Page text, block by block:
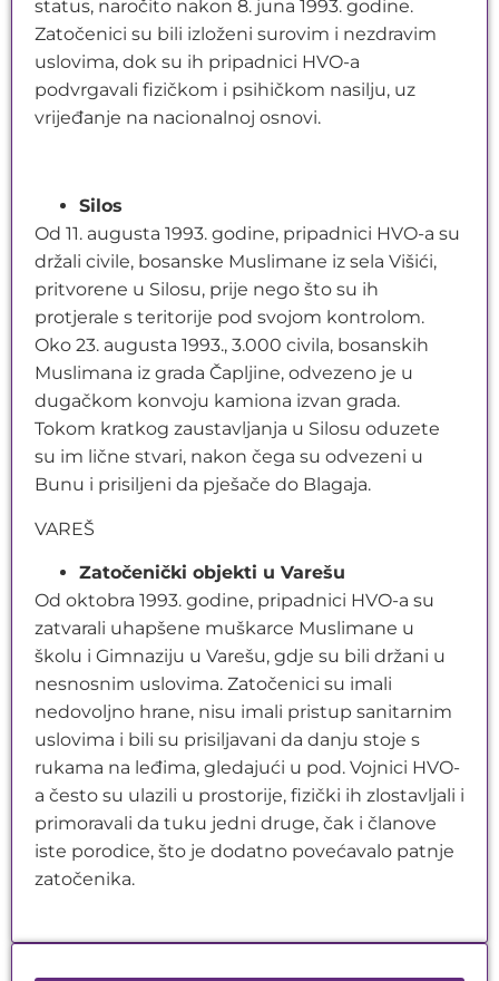
status, naročito nakon 8. juna 1993. godine.
Zatočenici su bili izloženi surovim i nezdravim
uslovima, dok su ih pripadnici HVO-a
podvrgavali fizičkom i psihičkom nasilju, uz
vrijeđanje na nacionalnoj osnovi.
Silos
Od 11. augusta 1993. godine, pripadnici HVO-a su
držali civile, bosanske Muslimane iz sela Višići,
pritvorene u Silosu, prije nego što su ih
protjerale s teritorije pod svojom kontrolom.
Oko 23. augusta 1993., 3.000 civila, bosanskih
Muslimana iz grada Čapljine, odvezeno je u
dugačkom konvoju kamiona izvan grada.
Tokom kratkog zaustavljanja u Silosu oduzete
su im lične stvari, nakon čega su odvezeni u
Bunu i prisiljeni da pješače do Blagaja.
VAREŠ
Zatočenički objekti u Varešu
Od oktobra 1993. godine, pripadnici HVO-a su
zatvarali uhapšene muškarce Muslimane u
školu i Gimnaziju u Varešu, gdje su bili držani u
nesnosnim uslovima. Zatočenici su imali
nedovoljno hrane, nisu imali pristup sanitarnim
uslovima i bili su prisiljavani da danju stoje s
rukama na leđima, gledajući u pod. Vojnici HVO-
a često su ulazili u prostorije, fizički ih zlostavljali i
primoravali da tuku jedni druge, čak i članove
iste porodice, što je dodatno povećavalo patnje
zatočenika.